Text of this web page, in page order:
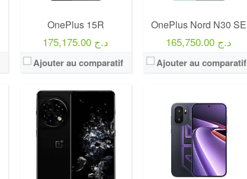
OnePlus 15R
175,175.00 د.ج
Ajouter au comparatif
OnePlus Nord N30 SE
165,750.00 د.ج
Ajouter au comparatif